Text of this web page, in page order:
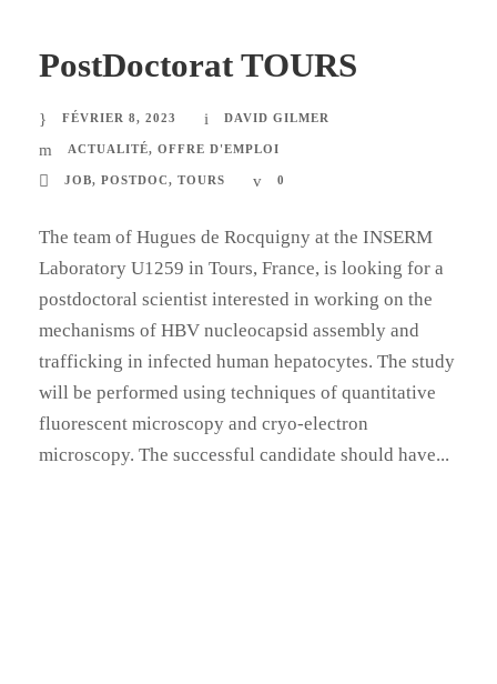
PostDoctorat TOURS
FÉVRIER 8, 2023 DAVID GILMER
ACTUALITÉ, OFFRE D'EMPLOI
JOB, POSTDOC, TOURS 0
The team of Hugues de Rocquigny at the INSERM
Laboratory U1259 in Tours, France, is looking for a
postdoctoral scientist interested in working on the
mechanisms of HBV nucleocapsid assembly and
trafficking in infected human hepatocytes. The study
will be performed using techniques of quantitative
fluorescent microscopy and cryo-electron
microscopy. The successful candidate should have...